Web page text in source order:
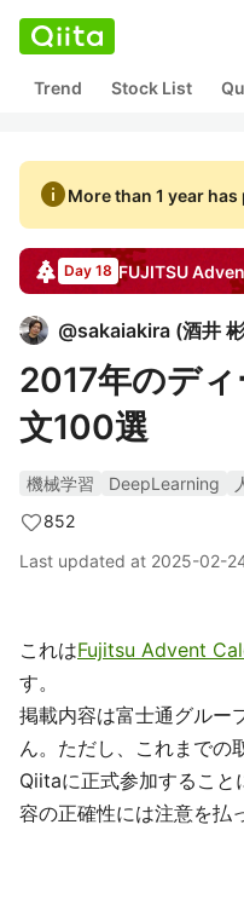
Trend Stock List
infoMore than 1 year
Day 18 FUJITSU
@sakaiakira (酒井 彬
2017年のデ
文100選
機械学習 DeepLearning
852
Last updated at 2025-02-
これはFujitsu Advent
す。
掲載内容は富士通グルー
ん。ただし、これまでの
Qiitaに正式参加すること
容の正確性には注意を払